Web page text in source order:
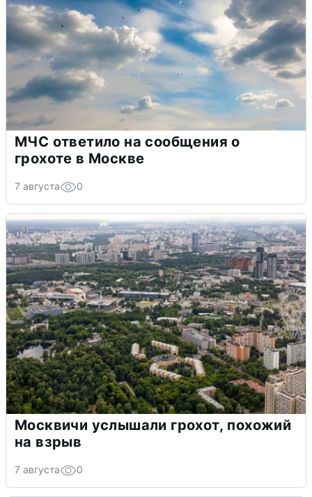
МЧС ответило на сообщения о
грохоте в Москве
7 августа 0
Москвичи услышали грохот, похожий
на взрыв
7 августа 0